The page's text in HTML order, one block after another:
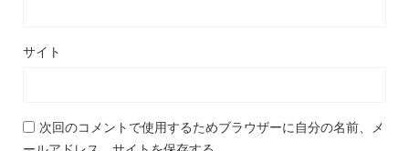
サイト
次回のコメントで使用するためブラウザーに自分の名前、メ